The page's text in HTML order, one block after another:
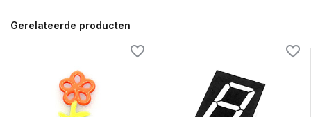
Gerelateerde producten